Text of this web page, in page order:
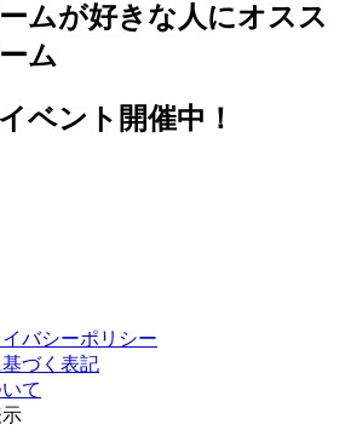
ムが好きな人にオスス
ム
ベント開催中！
バシーポリシー
づく表記
て
示